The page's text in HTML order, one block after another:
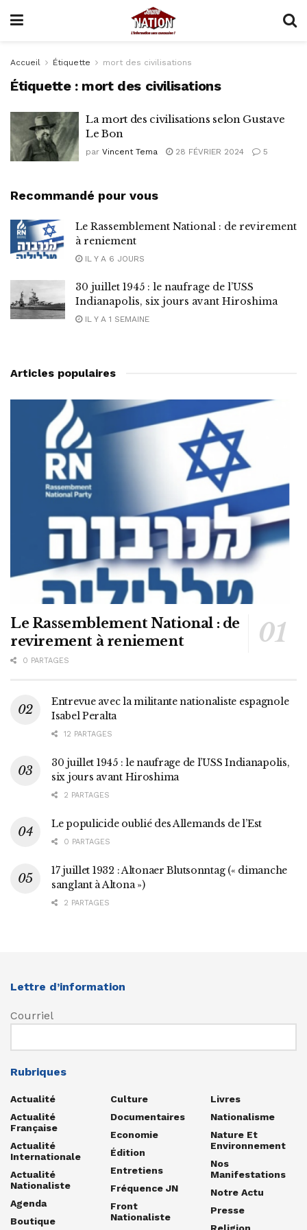
Accueil Étiquette mort des civilisations
Étiquette : mort des civilisations
La mort des civilisations selon Gustave
Le Bon
par Vincent Tema 28 FÉVRIER 2024 5
Recommandé pour vous
Le Rassemblement National : de revirement
à reniement
IL Y A 6 JOURS
30 juillet 1945 : le naufrage de l’USS
Indianapolis, six jours avant Hiroshima
IL Y A 1 SEMAINE
Articles populaires
Le Rassemblement National : de
revirement à reniement
0 PARTAGES
Entrevue avec la militante nationaliste espagnole
Isabel Peralta
12 PARTAGES
30 juillet 1945 : le naufrage de l’USS Indianapolis,
six jours avant Hiroshima
2 PARTAGES
Le populicide oublié des Allemands de l’Est
0 PARTAGES
17 juillet 1932 : Altonaer Blutsonntag (« dimanche
sanglant à Altona »)
2 PARTAGES
Lettre d’information
Courriel
Rubriques
Actualité
Actualité
Française
Actualité
Internationale
Actualité
Nationaliste
Agenda
Boutique
Culture
Documentaires
Economie
Édition
Entretiens
Fréquence JN
Front
Nationaliste
Livres
Nationalisme
Nature Et
Environnement
Nos
Manifestations
Notre Actu
Presse